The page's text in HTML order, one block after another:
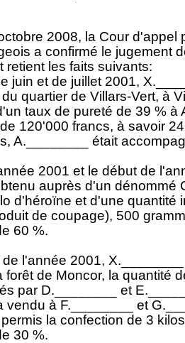
2008, la Cour d'appel
a confirmé le jugement
retient les faits suivants:
juin et de juillet 2001,
quartier de Villars-Vert, à
taux de pureté de 39 % à
120'000 francs, à savoir
A.________ était
2001 et le début de
auprès d'un dénommé
d'héroïne et d'une quantité
de coupage), 500
60 %.
l'année 2001,
forêt de Moncor, la quantité
par D.________ et
vendu à F.________ et
la confection de 3
30 %.